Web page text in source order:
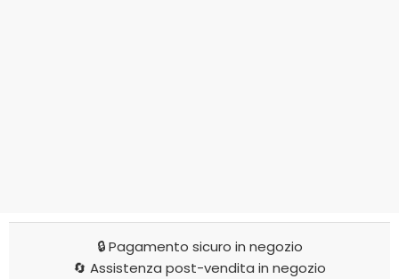
🔒 Pagamento sicuro in negozio
🔄 Assistenza post-vendita in negozio